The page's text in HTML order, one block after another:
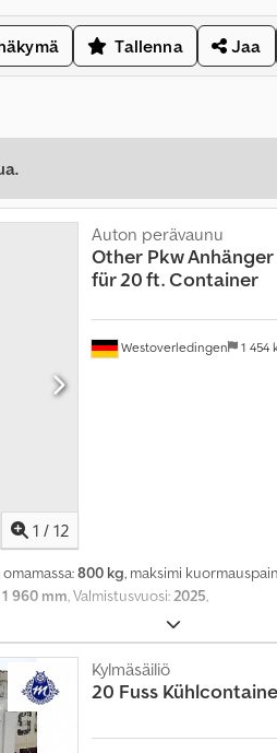
Tallenna Jaa
1 / 12
Westoverledingen 1 454
Auton perävaunu
Other Pkw
für 20 ft. Container
omamassa:800 kg, maksimi
1 960 mm, Valmistusvuosi:2025,
Kylmäsäiliö
20 Fuss